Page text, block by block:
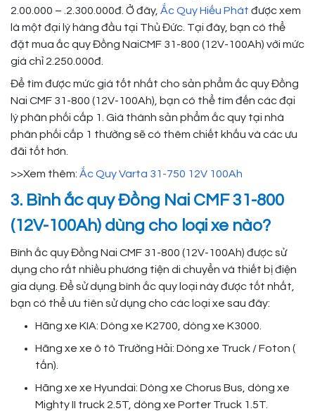
2.00.000 – .2.300.000đ. Ở đây, Ắc Quy Hiếu Phát được xem
là một đại lý hàng đầu tại Thủ Đức. Tại đây, bạn có thể
đặt mua ắc quy Đồng NaiCMF 31-800 (12V-100Ah) với mức
giá chỉ 2.250.000đ.
Để tìm được mức giá tốt nhất cho sản phẩm ắc quy Đồng
Nai CMF 31-800 (12V-100Ah), bạn có thể tìm đến các đại
lý phân phối cấp 1. Giá thành sản phẩm ắc quy tại nhà
phân phối cấp 1 thường sẽ có thêm chiết khấu và các ưu
đãi tốt hơn.
>>Xem thêm: Ắc Quy Varta 31-750 12V 100Ah
3. Bình ắc quy Đồng Nai CMF 31-800
(12V-100Ah) dùng cho loại xe nào?
Bình ắc quy Đồng Nai CMF 31-800 (12V-100Ah) được sử
dụng cho rất nhiều phương tiện di chuyển và thiết bị điện
gia dụng. Để sử dụng bình ắc quy loại này được tốt nhất,
bạn có thể ưu tiên sử dụng cho các loại xe sau đây:
Hãng xe KIA: Dòng xe K2700, dòng xe K3000.
Hãng xe xe ô tô Trường Hải: Dòng xe Truck / Foton (
tấn).
Hãng xe xe Hyundai: Dòng xe Chorus Bus, dòng xe
Mighty II truck 2.5T, dòng xe Porter Truck 1.5T.